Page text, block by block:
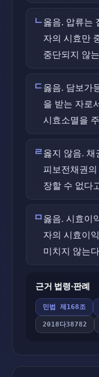
ㄴ옳음. 압류는
자의 시효만
중단되지 않
ㄷ옳음. 담보가
을 받는 자로
시효소멸을
ㄹ옳지 않음. 채
피보전채권
장할 수 없다
ㅁ옳음. 시효이
자의 시효이
미치지 않는
근거 법령·판례
민법 제168조
2018다38782